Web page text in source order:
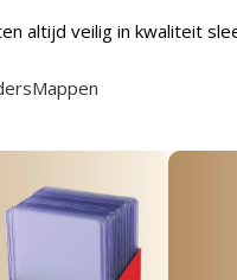
altijd veilig in kwaliteit
Mappen